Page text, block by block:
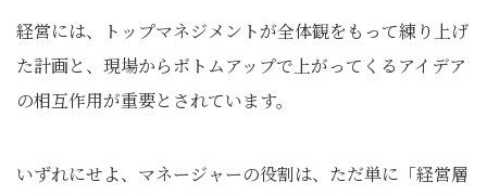
経営には、トップマネジメントが全体観をもって練り上げ
た計画と、現場からボトムアップで上がってくるアイデア
の相互作用が重要とされています。
いずれにせよ、マネージャーの役割は、ただ単に「経営層